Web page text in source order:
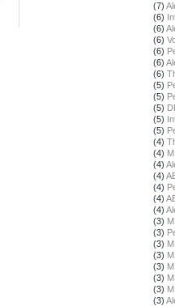
(7)
(6)
(6)
(6)
(6)
(6)
(6)
(5)
(5)
(5)
(5)
(5)
(4)
(4)
(4)
(4)
(4)
(4)
(4)
(3)
(3)
(3)
(3)
(3)
(3)
(3)
(3)